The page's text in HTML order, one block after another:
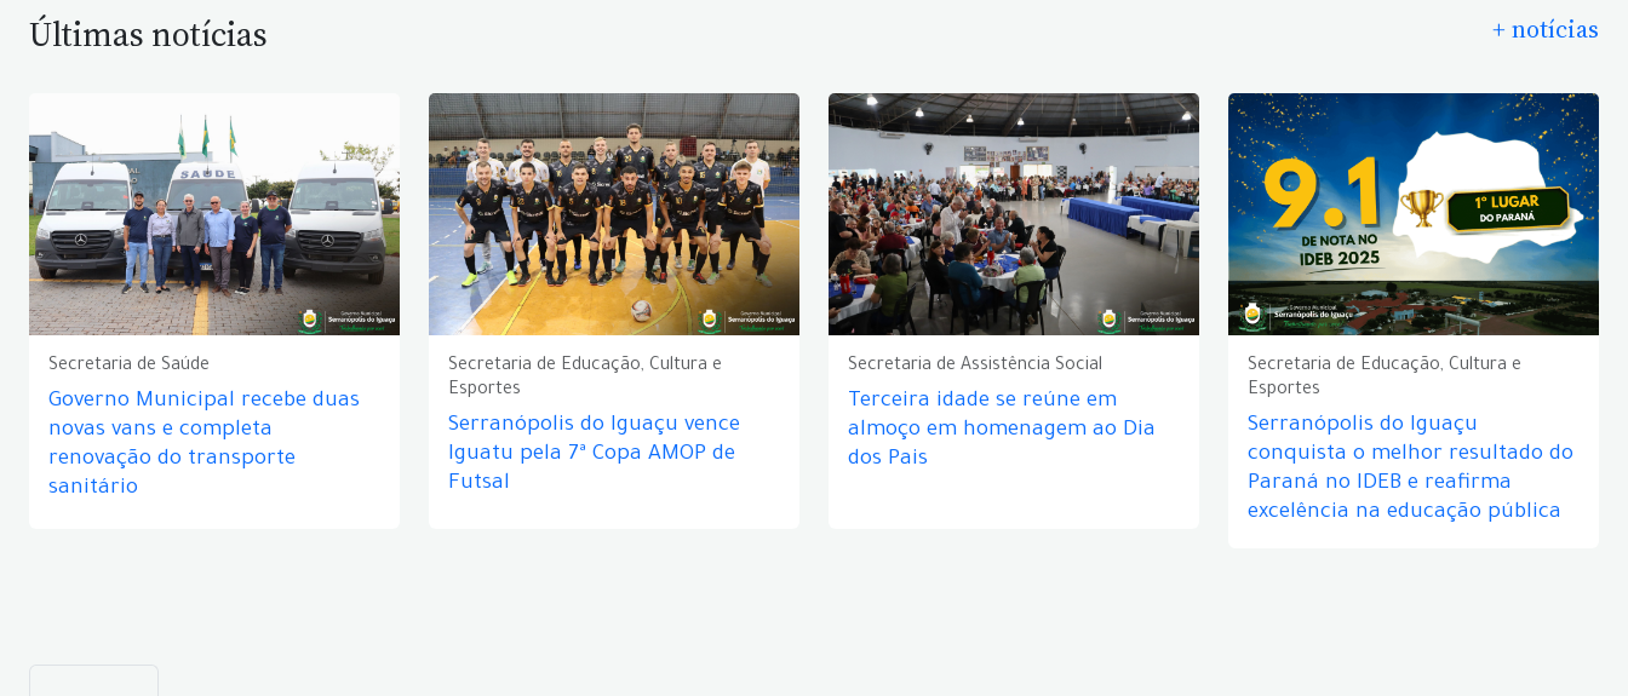
Últimas notícias + notícias
Secretaria de Saúde
Governo Municipal recebe duas
novas vans e completa
renovação do transporte
sanitário
Secretaria de Educação, Cultura e
Esportes
Serranópolis do Iguaçu vence
Iguatu pela 7ª Copa AMOP de
Futsal
Secretaria de Assistência Social
Terceira idade se reúne em
almoço em homenagem ao Dia
dos Pais
Secretaria de Educação, Cultura e
Esportes
Serranópolis do Iguaçu
conquista o melhor resultado do
Paraná no IDEB e reafirma
excelência na educação pública